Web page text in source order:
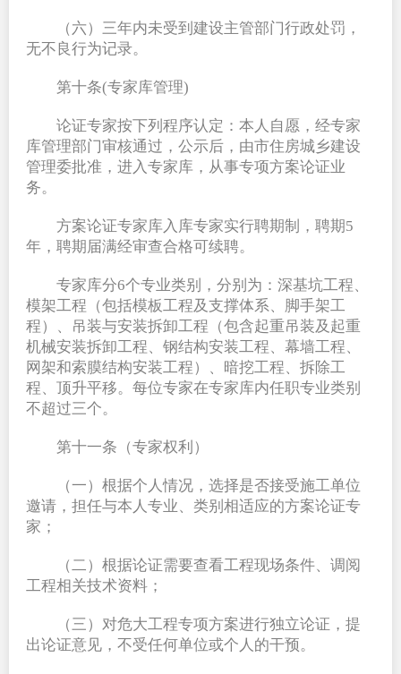
（六）三年内未受到建设主管部门行政处罚，
无不良行为记录。
第十条(专家库管理)
论证专家按下列程序认定：本人自愿，经专家
库管理部门审核通过，公示后，由市住房城乡建设
管理委批准，进入专家库，从事专项方案论证业
务。
方案论证专家库入库专家实行聘期制，聘期5
年，聘期届满经审查合格可续聘。
专家库分6个专业类别，分别为：深基坑工程、
模架工程（包括模板工程及支撑体系、脚手架工
程）、吊装与安装拆卸工程（包含起重吊装及起重
机械安装拆卸工程、钢结构安装工程、幕墙工程、
网架和索膜结构安装工程）、暗挖工程、拆除工
程、顶升平移。每位专家在专家库内任职专业类别
不超过三个。
第十一条（专家权利）
（一）根据个人情况，选择是否接受施工单位
邀请，担任与本人专业、类别相适应的方案论证专
家；
（二）根据论证需要查看工程现场条件、调阅
工程相关技术资料；
（三）对危大工程专项方案进行独立论证，提
出论证意见，不受任何单位或个人的干预。